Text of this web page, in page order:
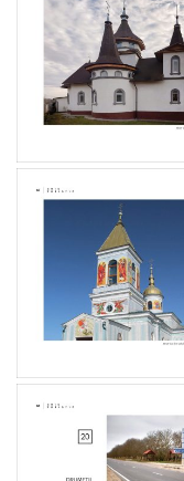
Programul
Teritorial
de
pentru
raionul
Cimișlia
pentru
anii
2024-
2028
Programul